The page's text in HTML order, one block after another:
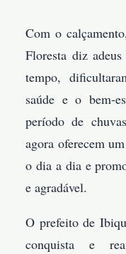
Com o
Floresta diz
tempo,
saúde e o bem-
período de
agora oferecem
o dia a dia e
e agradável.
O prefeito de
conquista e